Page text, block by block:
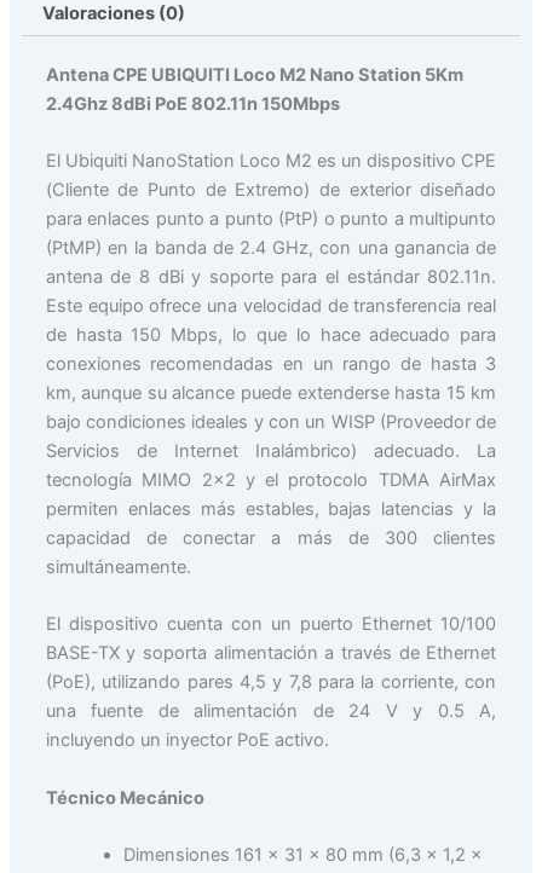
Valoraciones (0)
Antena CPE UBIQUITI Loco M2 Nano Station 5Km
2.4Ghz 8dBi PoE 802.11n 150Mbps
El Ubiquiti NanoStation Loco M2 es un dispositivo CPE
(Cliente de Punto de Extremo) de exterior diseñado
para enlaces punto a punto (PtP) o punto a multipunto
(PtMP) en la banda de 2.4 GHz, con una ganancia de
antena de 8 dBi y soporte para el estándar 802.11n.
Este equipo ofrece una velocidad de transferencia real
de hasta 150 Mbps, lo que lo hace adecuado para
conexiones recomendadas en un rango de hasta 3
km, aunque su alcance puede extenderse hasta 15 km
bajo condiciones ideales y con un WISP (Proveedor de
Servicios de Internet Inalámbrico) adecuado. La
tecnología MIMO 2×2 y el protocolo TDMA AirMax
permiten enlaces más estables, bajas latencias y la
capacidad de conectar a más de 300 clientes
simultáneamente.
El dispositivo cuenta con un puerto Ethernet 10/100
BASE-TX y soporta alimentación a través de Ethernet
(PoE), utilizando pares 4,5 y 7,8 para la corriente, con
una fuente de alimentación de 24 V y 0.5 A,
incluyendo un inyector PoE activo.
Técnico Mecánico
Dimensiones 161 x 31 x 80 mm (6,3 x 1,2 x